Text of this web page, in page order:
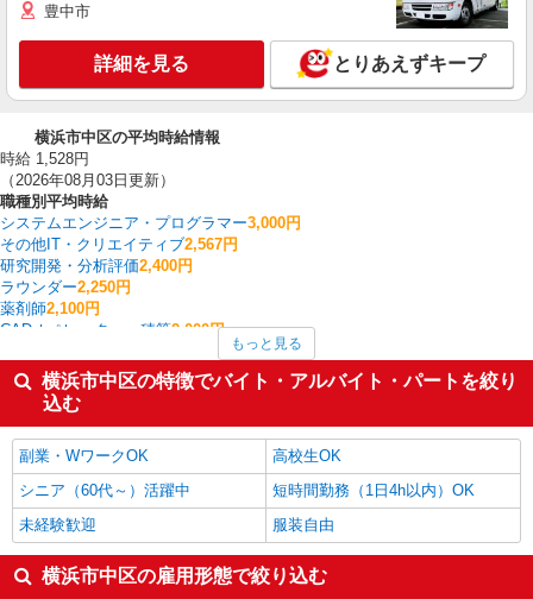
豊中市
詳細を見る とりあえずキープ
横浜市中区の平均時給情報
時給 1,528円
（2026年08月03日更新）
職種別平均時給
システムエンジニア・プログラマー3,000円
その他IT・クリエイティブ2,567円
研究開発・分析評価2,400円
ラウンダー2,250円
薬剤師2,100円
CADオペレーター・積算2,000円
その他営業2,000円
その他建築・設備・アクティブワーク
1,900円
経理・人事・労務・総務・法務
横浜市中区の他の職種の平均時給を見る
もっと見る
横浜市中区の特徴でバイト・アルバイト・パートを絞り
込む
副業・WワークOK
高校生OK
シニア（60代～）活躍中
短時間勤務（1日4h以内）OK
未経験歓迎
服装自由
横浜市中区の雇用形態で絞り込む